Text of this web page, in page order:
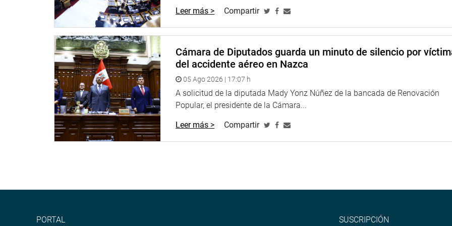
Leer más > Compartir
Cámara de Diputados guarda un minuto de silencio por
del accidente aéreo en Nazca
05 Ago 2026 | 17:07 h
A solicitud de la diputada Mady Yonz Núñez de la bancada de Renovación
Popular, el presidente de la Cámara...
Leer más > Compartir
PORTAL SUSCRIPCIÓN